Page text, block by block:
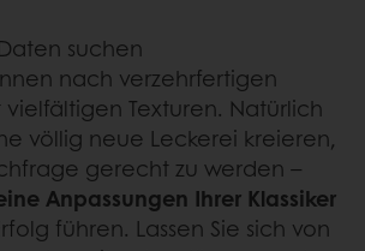
suchen
nach verzehrfertigen
Texturen. Natürlich
völlig neue Leckerei kreieren,
gerecht zu werden –
Anpassungen Ihrer Klassiker
führen. Lassen Sie sich von